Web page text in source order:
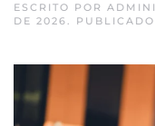
ESCRITO POR
DE 2026.